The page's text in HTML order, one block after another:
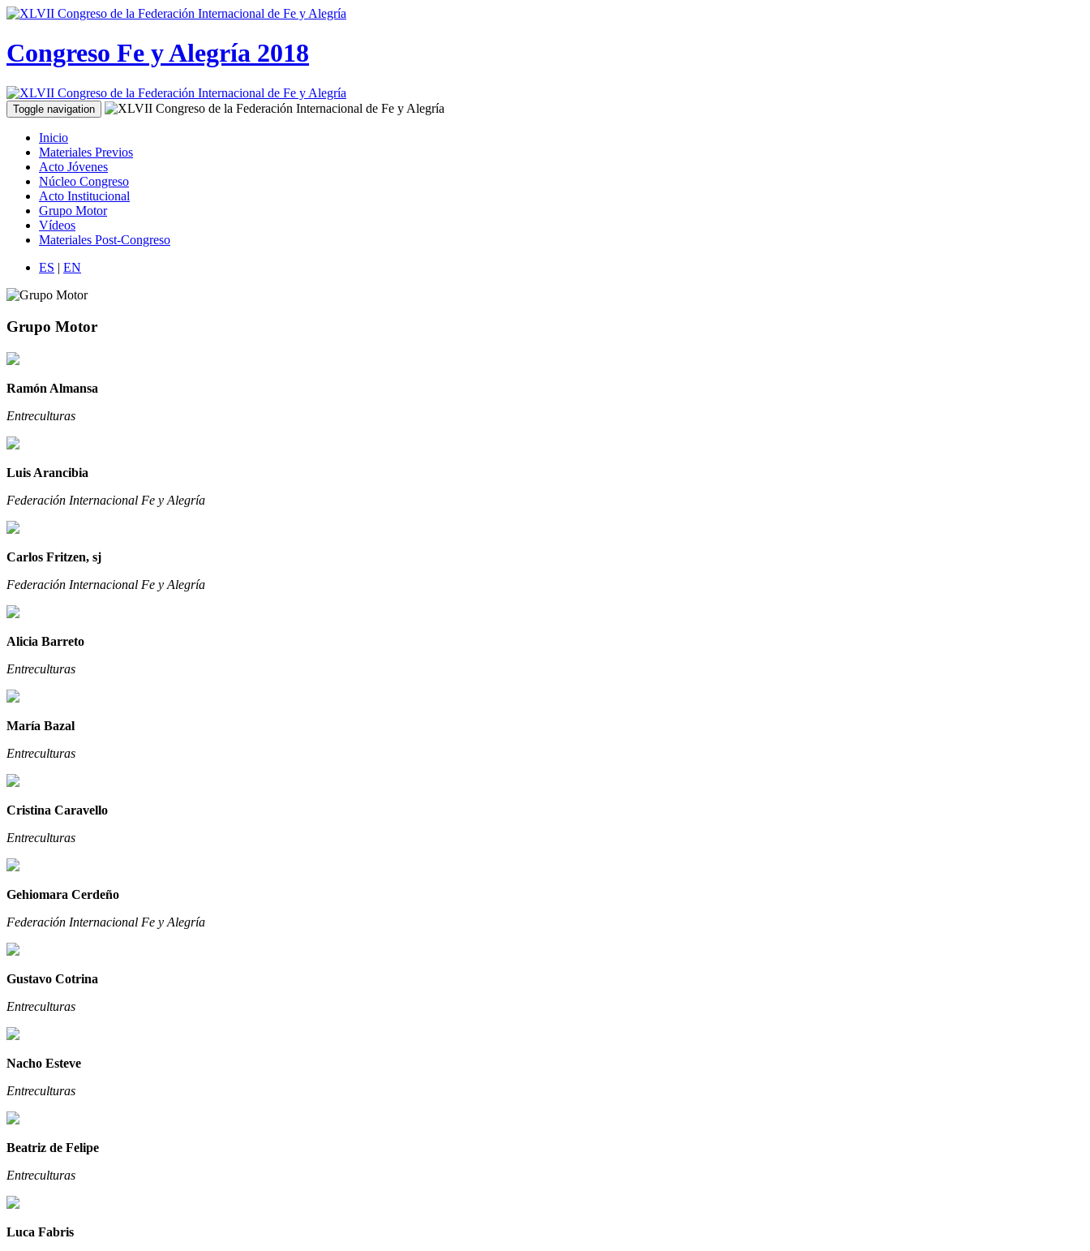
Congreso Fe y Alegría 2018
Toggle navigation
Inicio
Materiales Previos
Acto Jóvenes
Núcleo Congreso
Acto Institucional
Grupo Motor
Vídeos
Materiales Post-Congreso
ES | EN
Grupo Motor
Ramón Almansa
Entreculturas
Luis Arancibia
Federación Internacional Fe y Alegría
Carlos Fritzen, sj
Federación Internacional Fe y Alegría
Alicia Barreto
Entreculturas
María Bazal
Entreculturas
Cristina Caravello
Entreculturas
Gehiomara Cerdeño
Federación Internacional Fe y Alegría
Gustavo Cotrina
Entreculturas
Nacho Esteve
Entreculturas
Beatriz de Felipe
Entreculturas
Luca Fabris